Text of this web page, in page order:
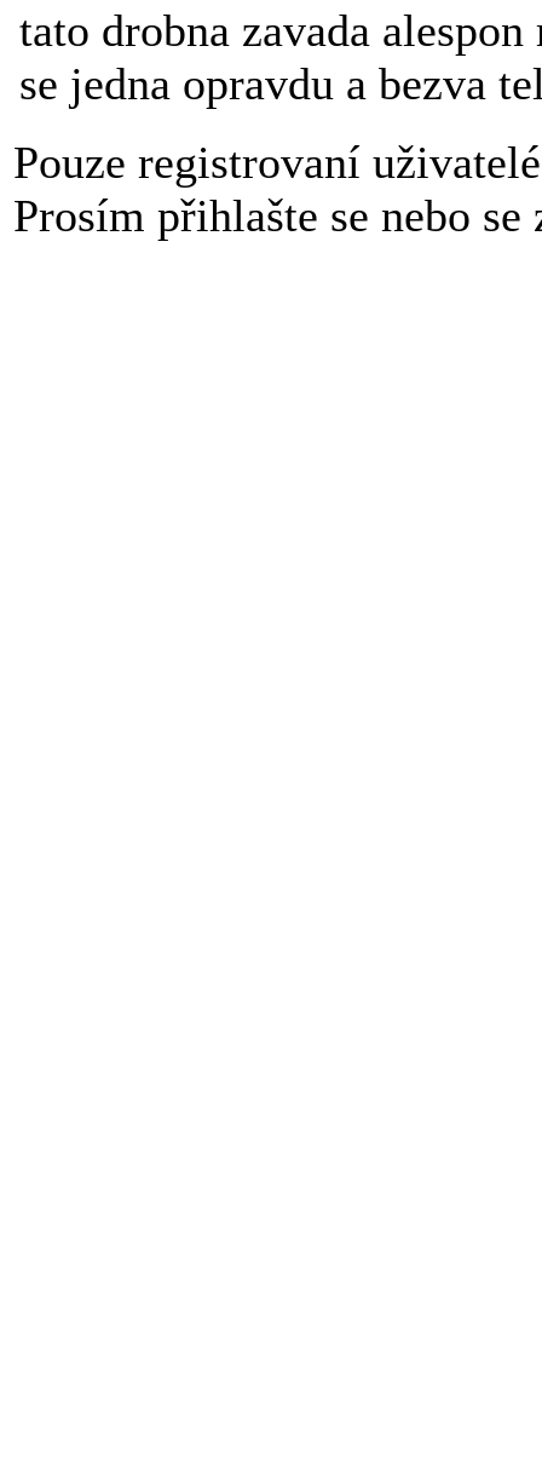
tato drobna zavada
se jedna opravdu a bezva
Pouze registrovaní
Prosím přihlašte se nebo